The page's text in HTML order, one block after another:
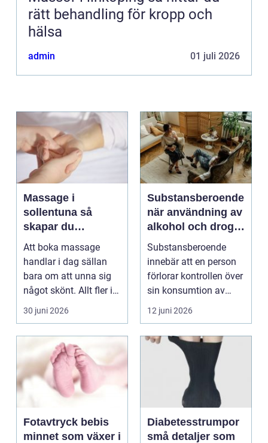
rätt behandling för kropp och
hälsa
admin 01 juli 2026
Massage i
sollentuna så
skapar du
återhämtning i
vardagen
Att boka massage
handlar i dag sällan
bara om att unna sig
något skönt. Allt fler i
Sollentuna söker...
30 juni 2026
Substansberoende
när användning av
alkohol och droger
tar över vardagen
Substansberoende
innebär att en person
förlorar kontrollen över
sin konsumtion av
alkohol, läkemedel...
12 juni 2026
Fotavtryck bebis
minnet som växer i
Diabetesstrumpor
små detaljer som